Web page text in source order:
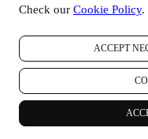
Check our Cookie Policy.
ACCEPT
proceso de compra,
enviarla o no.
REORIENTACIÓN
OFERTAS Y
CLIENTE Nos
nuestros servicios y
para proporcionarle